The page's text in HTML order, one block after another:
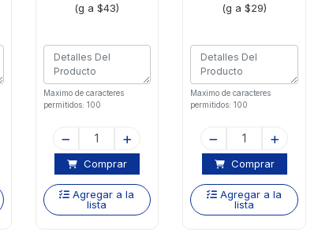
(g a $43)
Maximo de caracteres
permitidos: 100
Comprar
Agregar a la
lista
(g a $29)
Maximo de caracteres
permitidos: 100
Comprar
Agregar a la
lista